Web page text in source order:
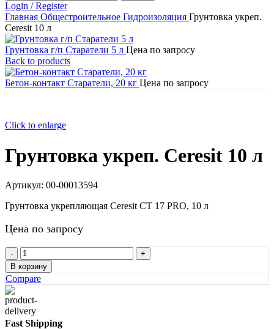
Login / Register
Главная Общестроительное Гидроизоляция Грунтовка укреп.
Ceresit 10 л
Грунтовка г/п Старатели 5 л Цена по запросу
Back to products
Бетон-контакт Старатели, 20 кг Цена по запросу
Click to enlarge
Грунтовка укреп. Ceresit 10 л
Артикул: 00-00013594
Грунтовка укрепляющая Ceresit CТ 17 PRO, 10 л
Цена по запросу
Количество
товара
Грунтовка
укреп.
Ceresit
10
л
В корзину
Compare
Fast Shipping